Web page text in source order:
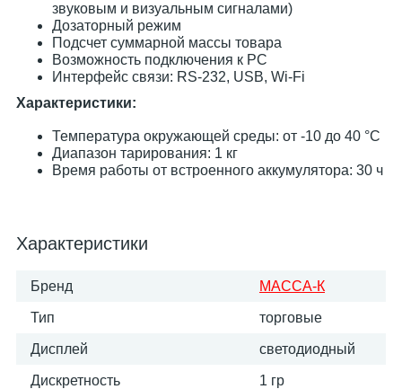
звуковым и визуальным сигналами)
Дозаторный режим
Подсчет суммарной массы товара
Возможность подключения к PC
Интерфейс связи: RS-232, USB, Wi-Fi
Характеристики:
Температура окружающей среды: от -10 до 40 °С
Диапазон тарирования: 1 кг
Время работы от встроенного аккумулятора: 30 ч
Характеристики
Бренд МАССА-К
Тип торговые
Дисплей светодиодный
Дискретность 1 гр